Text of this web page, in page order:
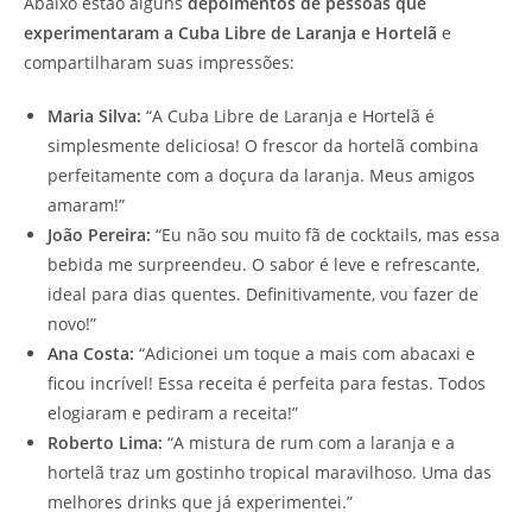
experimentaram a Cuba Libre de Laranja e Hortelã e
compartilharam suas impressões:
Maria Silva: “A Cuba Libre de Laranja e Hortelã é
simplesmente deliciosa! O frescor da hortelã combina
perfeitamente com a doçura da laranja. Meus amigos
amaram!”
João Pereira: “Eu não sou muito fã de cocktails, mas essa
bebida me surpreendeu. O sabor é leve e refrescante,
ideal para dias quentes. Definitivamente, vou fazer de
novo!”
Ana Costa: “Adicionei um toque a mais com abacaxi e
ficou incrível! Essa receita é perfeita para festas. Todos
elogiaram e pediram a receita!”
Roberto Lima: “A mistura de rum com a laranja e a
hortelã traz um gostinho tropical maravilhoso. Uma das
melhores drinks que já experimentei.”